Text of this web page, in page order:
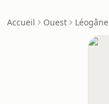
Accueil Ouest Léogâne